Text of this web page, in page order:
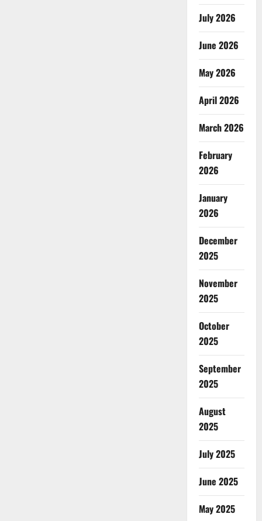
July 2026
June 2026
May 2026
April 2026
March 2026
February
2026
January
2026
December
2025
November
2025
October
2025
September
2025
August
2025
July 2025
June 2025
May 2025